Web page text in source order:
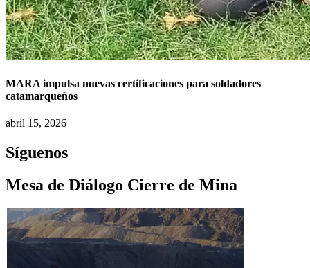
MARA impulsa nuevas certificaciones para soldadores
catamarqueños
abril 15, 2026
Síguenos
Mesa de Diálogo Cierre de Mina